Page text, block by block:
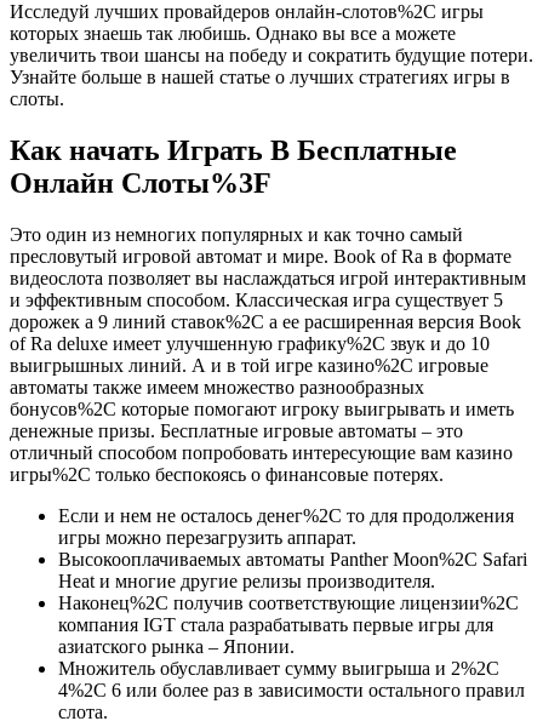
Исследуй лучших провайдеров онлайн-слотов%2C игры
которых знаешь так любишь. Однако вы все а можете
увеличить твои шансы на победу и сократить будущие потери.
Узнайте больше в нашей статье о лучших стратегиях игры в
слоты.
Как начать Играть В Бесплатные
Онлайн Слоты%3F
Это один из немногих популярных и как точно самый
пресловутый игровой автомат и мире. Book of Ra в формате
видеослота позволяет вы наслаждаться игрой интерактивным
и эффективным способом. Классическая игра существует 5
дорожек а 9 линий ставок%2C а ее расширенная версия Book
of Ra deluxe имеет улучшенную графику%2C звук и до 10
выигрышных линий. А и в той игре казино%2C игровые
автоматы также имеем множество разнообразных
бонусов%2C которые помогают игроку выигрывать и иметь
денежные призы. Бесплатные игровые автоматы – это
отличный способом попробовать интересующие вам казино
игры%2C только беспокоясь о финансовые потерях.
Если и нем не осталось денег%2C то для продолжения
игры можно перезагрузить аппарат.
Высокооплачиваемых автоматы Panther Moon%2C Safari
Heat и многие другие релизы производителя.
Наконец%2C получив соответствующие лицензии%2C
компания IGT стала разрабатывать первые игры для
азиатского рынка – Японии.
Множитель обуславливает сумму выигрыша и 2%2C
4%2C 6 или более раз в зависимости остального правил
слота.